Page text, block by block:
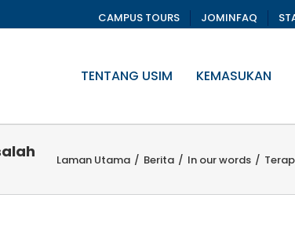
CAMPUS TOURS JOMINFAQ
TENTANG USIM KEMASUKAN
Laman Utama / Berita / In our words /